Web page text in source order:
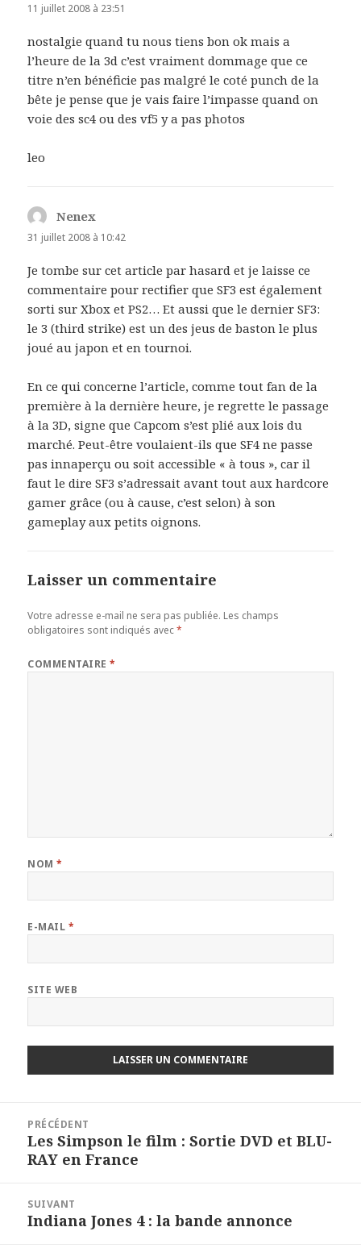
11 juillet 2008 à 23:51
nostalgie quand tu nous tiens bon ok mais a
l’heure de la 3d c’est vraiment dommage que ce
titre n’en bénéficie pas malgré le coté punch de la
bête je pense que je vais faire l’impasse quand on
voie des sc4 ou des vf5 y a pas photos
leo
Nenex
31 juillet 2008 à 10:42
Je tombe sur cet article par hasard et je laisse ce
commentaire pour rectifier que SF3 est également
sorti sur Xbox et PS2… Et aussi que le dernier SF3:
le 3 (third strike) est un des jeus de baston le plus
joué au japon et en tournoi.
En ce qui concerne l’article, comme tout fan de la
première à la dernière heure, je regrette le passage
à la 3D, signe que Capcom s’est plié aux lois du
marché. Peut-être voulaient-ils que SF4 ne passe
pas innaperçu ou soit accessible « à tous », car il
faut le dire SF3 s’adressait avant tout aux hardcore
gamer grâce (ou à cause, c’est selon) à son
gameplay aux petits oignons.
Laisser un commentaire
Votre adresse e-mail ne sera pas publiée. Les champs
obligatoires sont indiqués avec*
COMMENTAIRE*
NOM*
E-MAIL *
SITE WEB
l’article
PRÉCÉDENT
Article
précédent :
Les Simpson le film : Sortie DVD et BLU-
RAY en France
SUIVANT
Article
Indiana Jones 4 : la bande annonce